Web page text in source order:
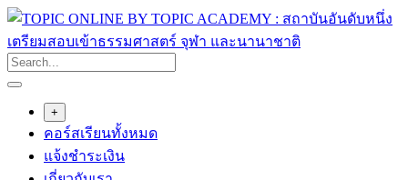
Skip
content
+
คอร์สเรียนทั้งหมด
แจ้งชำระเงิน